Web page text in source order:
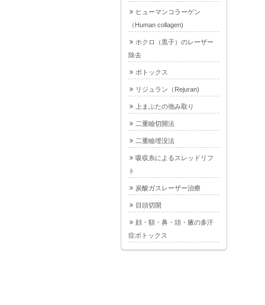
ヒューマンコラーゲン
（Human collagen)
ホクロ（黒子）のレーザー
除去
ボトックス
リジュラン（Rejuran)
上まぶたの弛み取り
二重瞼切開法
二重瞼埋没法
吸収糸によるスレッドリフ
ト
炭酸ガスレーザー治療
目頭切開
顔・額・鼻・頭・腋の多汗
症ボトックス